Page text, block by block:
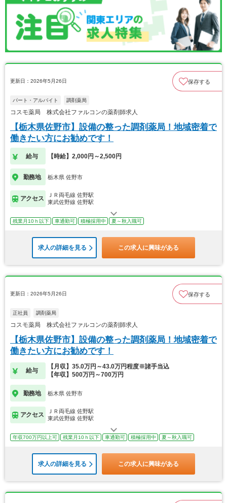
更新日：2026年5月26日 保存する
パート・アルバイト 調剤薬局
コスモ薬局 株式会社ファルコンの薬剤師求人
【栃木県佐野市】設備の整った調剤薬局！地域密着で
働きたい方にお勧めです！
給与 【時給】2,000円～2,500円
勤務地 栃木県 佐野市
アクセス
ＪＲ両毛線 佐野駅
東武佐野線 佐野駅
残業月10ｈ以下 車通勤可 積極採用中 夏～秋入職可
求人の詳細を見る この求人に興味がある
更新日：2026年5月26日 保存する
正社員 調剤薬局
コスモ薬局 株式会社ファルコンの薬剤師求人
【栃木県佐野市】設備の整った調剤薬局！地域密着で
働きたい方にお勧めです！
給与
【月収】35.0万円～43.0万円程度※諸手当込
【年収】500万円～700万円
勤務地 栃木県 佐野市
アクセス
ＪＲ両毛線 佐野駅
東武佐野線 佐野駅
年収700万円以上可 残業月10ｈ以下 車通勤可 積極採用中 夏～秋入職可
求人の詳細を見る この求人に興味がある